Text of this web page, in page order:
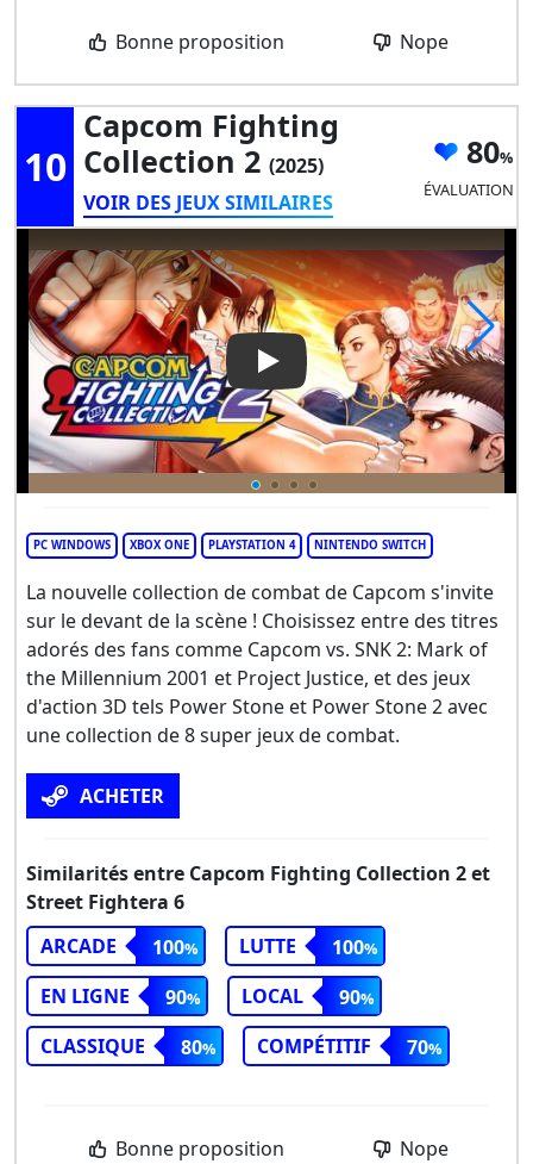
Bonne proposition Nope
10
Capcom Fighting
Collection 2 (2025)
VOIR DES JEUX SIMILAIRES
80
ÉVALUATION
Play Video: Capcom Fighting
PC WINDOWS XBOX ONE PLAYSTATION 4 NINTENDO SWITCH
La nouvelle collection de combat de Capcom s'invite
sur le devant de la scène ! Choisissez entre des titres
adorés des fans comme Capcom vs. SNK 2: Mark of
the Millennium 2001 et Project Justice, et des jeux
d'action 3D tels Power Stone et Power Stone 2 avec
une collection de 8 super jeux de combat.
ACHETER
Similarités entre Capcom Fighting Collection 2 et
Street Fightera 6
ARCADE
100 LUTTE
100
EN LIGNE
90 LOCAL
90
CLASSIQUE
80 COMPÉTITIF 70
Bonne proposition Nope